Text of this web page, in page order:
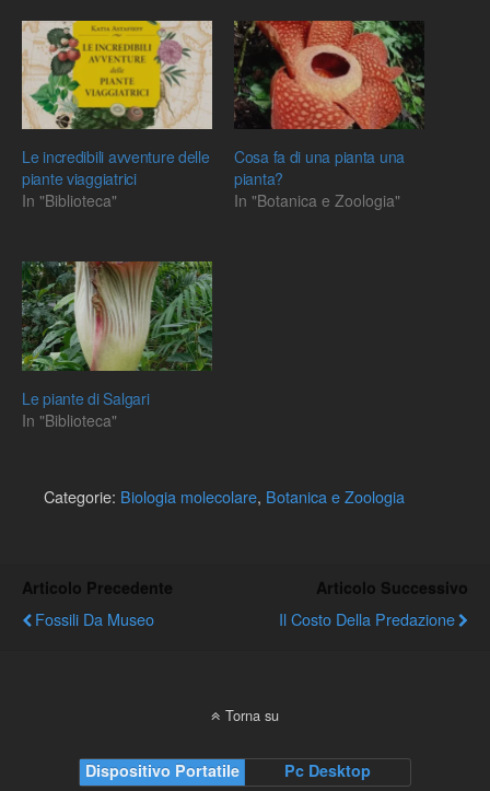
Le incredibili avventure delle
piante viaggiatrici
In "Biblioteca"
Cosa fa di una pianta una
pianta?
In "Botanica e Zoologia"
Le piante di Salgari
In "Biblioteca"
Categorie: Biologia molecolare, Botanica e Zoologia
Articolo Precedente
Fossili Da Museo
Articolo Successivo
Il Costo Della Predazione
Torna su
Dispositivo Portatile Pc Desktop